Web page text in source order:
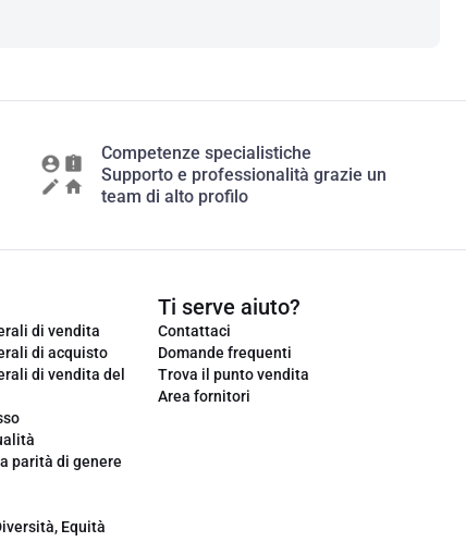
Competenze specialistiche
Supporto e professionalità grazie un
team di alto profilo
di vendita
di acquisto
di vendita del
parità di genere
Equità
Ti serve aiuto?
Contattaci
Domande frequenti
Trova il punto vendita
Area fornitori